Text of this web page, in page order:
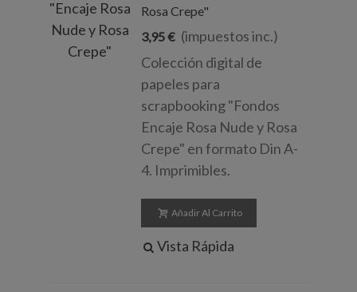
Rosa Crepe"
3,95 € (impuestos inc.)
Colección digital de
papeles para
scrapbooking "Fondos
Encaje Rosa Nude y Rosa
Crepe" en formato Din A-
4. Imprimibles.
Añadir Al Carrito
Vista Rápida